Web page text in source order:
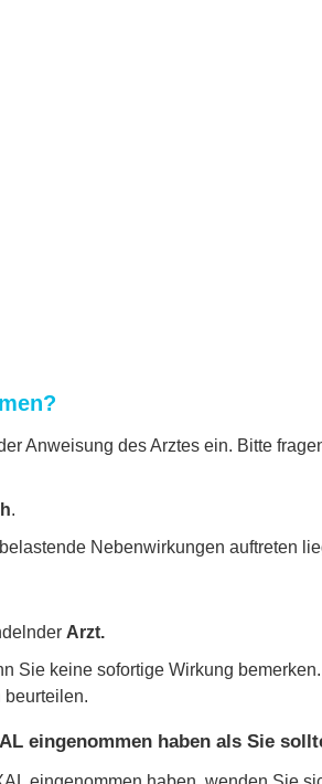
Anweisung des Arztes ein. Bitte
.
Nebenwirkungen auftreten
Arzt.
Sie keine sofortige Wirkung
beurteilen.
eingenommen haben als Sie